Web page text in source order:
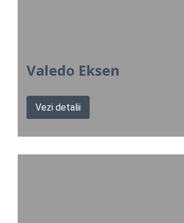
Valedo Eksen
Vezi detalii